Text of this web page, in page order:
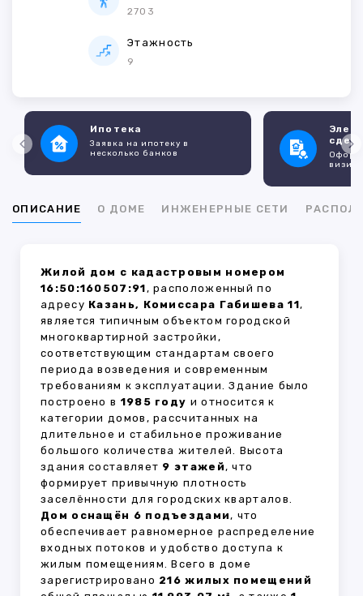
2703
Этажность
9
Ипотека
Заявка на ипотеку в
несколько банков
ОПИСАНИЕ О ДОМЕ ИНЖЕНЕРНЫЕ СЕТИ
Жилой дом с кадастровым номером
16:50:160507:91, расположенный по
адресу Казань, Комиссара Габишева 11,
является типичным объектом городской
многоквартирной застройки,
соответствующим стандартам своего
периода возведения и современным
требованиям к эксплуатации. Здание было
построено в 1985 году и относится к
категории домов, рассчитанных на
длительное и стабильное проживание
большого количества жителей. Высота
здания составляет 9 этажей, что
формирует привычную плотность
заселённости для городских кварталов.
Дом оснащён 6 подъездами, что
обеспечивает равномерное распределение
входных потоков и удобство доступа к
жилым помещениям. Всего в доме
зарегистрировано 216 жилых помещений